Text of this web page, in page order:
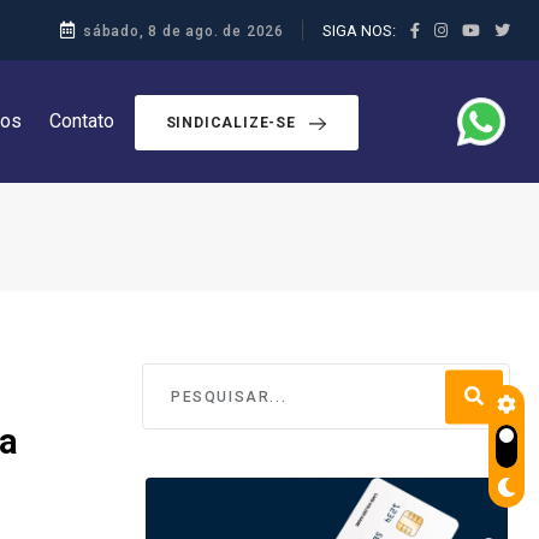
sábado, 8 de ago. de 2026 SIGA NOS:
Contato SINDICALIZE-SE